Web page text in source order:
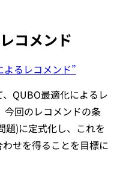
コメンド
るレコメンド”
QUBO最適化によるレ
今回のレコメンドの条
題)に定式化し、これを
せを得ることを目標に